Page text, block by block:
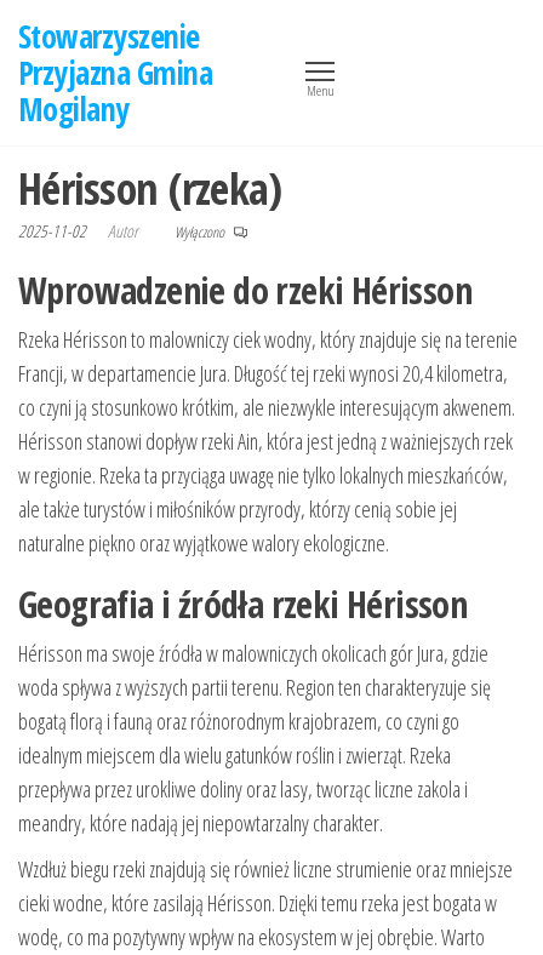
treści
Stowarzyszenie
Przyjazna Gmina
Mogilany
Menu
Hérisson (rzeka)
2025-11-02 Autor Wyłączono
Wprowadzenie do rzeki Hérisson
Rzeka Hérisson to malowniczy ciek wodny, który znajduje się na terenie
Francji, w departamencie Jura. Długość tej rzeki wynosi 20,4 kilometra,
co czyni ją stosunkowo krótkim, ale niezwykle interesującym akwenem.
Hérisson stanowi dopływ rzeki Ain, która jest jedną z ważniejszych rzek
w regionie. Rzeka ta przyciąga uwagę nie tylko lokalnych mieszkańców,
ale także turystów i miłośników przyrody, którzy cenią sobie jej
naturalne piękno oraz wyjątkowe walory ekologiczne.
Geografia i źródła rzeki Hérisson
Hérisson ma swoje źródła w malowniczych okolicach gór Jura, gdzie
woda spływa z wyższych partii terenu. Region ten charakteryzuje się
bogatą florą i fauną oraz różnorodnym krajobrazem, co czyni go
idealnym miejscem dla wielu gatunków roślin i zwierząt. Rzeka
przepływa przez urokliwe doliny oraz lasy, tworząc liczne zakola i
meandry, które nadają jej niepowtarzalny charakter.
Wzdłuż biegu rzeki znajdują się również liczne strumienie oraz mniejsze
cieki wodne, które zasilają Hérisson. Dzięki temu rzeka jest bogata w
wodę, co ma pozytywny wpływ na ekosystem w jej obrębie. Warto